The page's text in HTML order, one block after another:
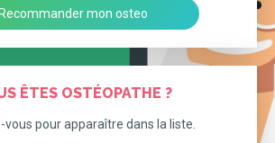
Recommander mon osteo
ÊTES OSTÉOPATHE ?
vous pour apparaître dans la liste.